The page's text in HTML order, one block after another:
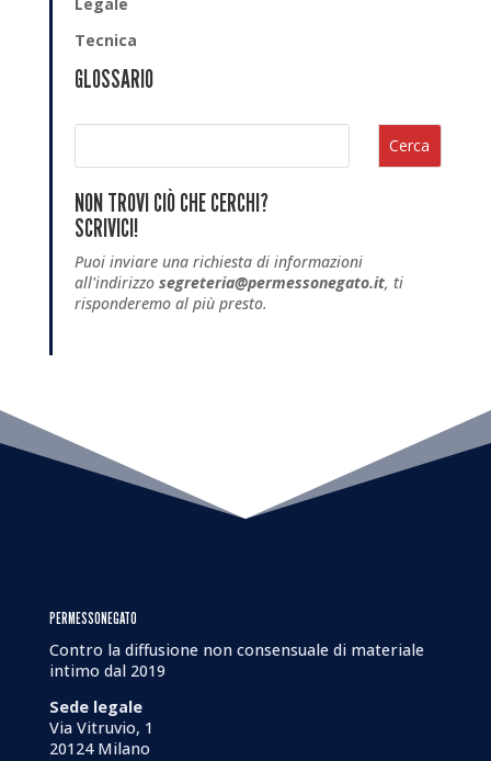
Tecnica
GLOSSARIO
Cerca
NON TROVI CIÒ CHE CERCHI?
SCRIVICI!
Puoi inviare una richiesta di informazioni
all'indirizzo segreteria@permessonegato.it, ti
risponderemo al più presto.
PERMESSONEGATO
Contro la diffusione non consensuale di materiale
intimo dal 2019
Sede legale
Via Vitruvio, 1
20124 Milano